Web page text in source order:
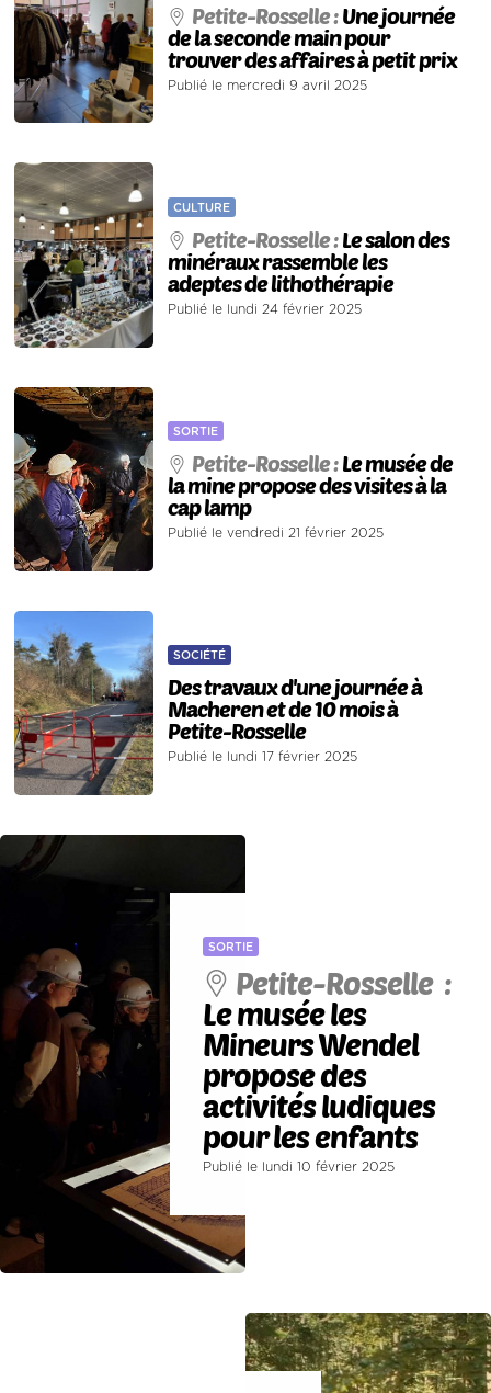
Petite-Rosselle :Une journée
de la seconde main pour
trouver des affaires à petit prix
Publié le mercredi 9 avril 2025
CULTURE
Petite-Rosselle :Le salon des
minéraux rassemble les
adeptes de lithothérapie
Publié le lundi 24 février 2025
SORTIE
Petite-Rosselle :Le musée de
la mine propose des visites à la
cap lamp
Publié le vendredi 21 février 2025
SOCIÉTÉ
Des travaux d'une journée à
Macheren et de 10 mois à
Petite-Rosselle
Publié le lundi 17 février 2025
SORTIE
Petite-Rosselle :
Le musée les
Mineurs Wendel
propose des
activités ludiques
pour les enfants
Publié le lundi 10 février 2025